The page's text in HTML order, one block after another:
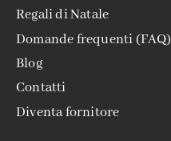
Regali di Natale
Domande frequenti (FAQ)
Blog
Contatti
Diventa fornitore